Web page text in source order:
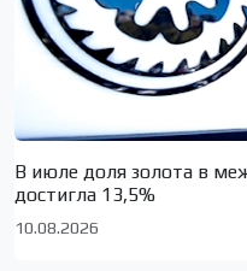
В июле доля золота в
достигла 13,5%
10.08.2026